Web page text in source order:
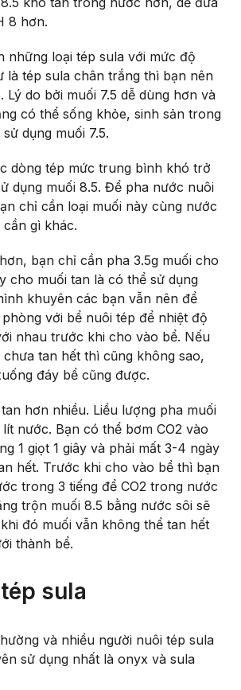
8 hơn.
những loại tép sula với mức độ
là tép sula chân trắng thì bạn nên
Lý do bởi muối 7.5 dễ dùng hơn và
có thể sống khỏe, sinh sản trong
dụng muối 7.5.
dòng tép mức trung bình khó trở
dụng muối 8.5. Để pha nước nuôi
chỉ cần loại muối này cùng nước
gì khác.
bạn chỉ cần pha 3.5g muối cho
cho muối tan là có thể sử dụng
khuyên các bạn vẫn nên để
với bể nuôi tép để nhiệt độ
nhau trước khi cho vào bể. Nếu
chưa tan hết thì cũng không sao,
đáy bể cũng được.
hơn nhiều. Liều lượng pha muối
nước. Bạn có thể bơm CO2 vào
1 giọt 1 giây và phải mất 3-4 ngày
hết. Trước khi cho vào bể thì bạn
trong 3 tiếng để CO2 trong nước
trộn muối 8.5 bằng nước sôi sẽ
đó muối vẫn không thể tan hết
thành bể.
sula
và nhiều người nuôi tép sula
sử dụng nhất là onyx và sula